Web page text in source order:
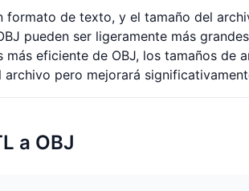
formato de texto, y el tamaño del
pueden ser ligeramente más
eficiente de OBJ, los tamaños de
pero mejorará
a OBJ